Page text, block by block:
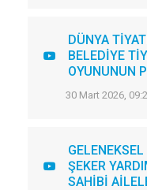
DÜNYA
BELEDİYE
OYUNUNUN
30 Mart 2026,
ŞEKER
SAHİBİ